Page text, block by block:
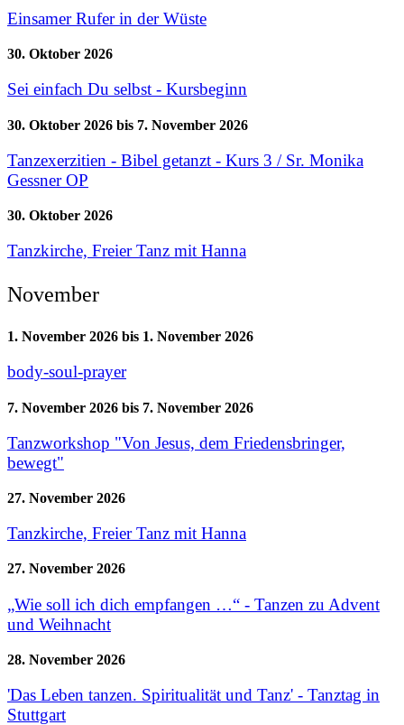
Einsamer Rufer in der Wüste
30. Oktober 2026
Sei einfach Du selbst - Kursbeginn
30. Oktober 2026 bis 7. November 2026
Tanzexerzitien - Bibel getanzt - Kurs 3 / Sr. Monika
Gessner OP
30. Oktober 2026
Tanzkirche, Freier Tanz mit Hanna
November
1. November 2026 bis 1. November 2026
body-soul-prayer
7. November 2026 bis 7. November 2026
Tanzworkshop "Von Jesus, dem Friedensbringer,
bewegt"
27. November 2026
Tanzkirche, Freier Tanz mit Hanna
27. November 2026
„Wie soll ich dich empfangen …“ - Tanzen zu Advent
und Weihnacht
28. November 2026
'Das Leben tanzen. Spiritualität und Tanz' - Tanztag in
Stuttgart